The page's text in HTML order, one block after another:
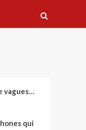
vagues…
qui